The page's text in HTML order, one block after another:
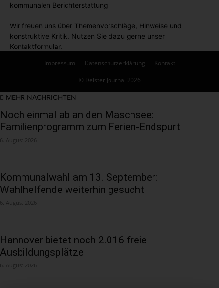
kommunalen Berichterstattung.
Wir freuen uns über Themenvorschläge, Hinweise und
konstruktive Kritik. Nutzen Sie dazu gerne unser
Kontaktformular.
Impressum
Datenschutzerklärung Kontakt
© Deister Journal 2026
MEHR NACHRICHTEN
Noch einmal ab an den Maschsee:
Familienprogramm zum Ferien-Endspurt
6. August 2026
Kommunalwahl am 13. September:
Wahlhelfende weiterhin gesucht
6. August 2026
Hannover bietet noch 2.016 freie
Ausbildungsplätze
6. August 2026